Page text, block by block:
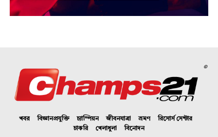
©
খবর বিজ্ঞানপ্রযুক্তি চ্যাম্পিয়ন জীবনযাত্রা ভ্রমণ
রিসোর্স সেন্টার
চাকরি
খেলাধুলা বিনোদন